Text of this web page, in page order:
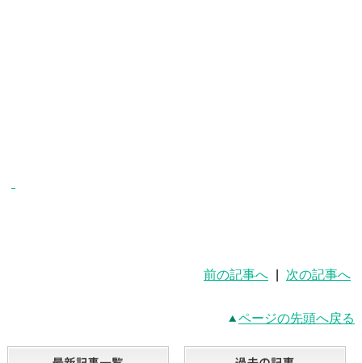
前の記事へ 次の記事へ
ページの先頭へ戻る
最新記事一覧